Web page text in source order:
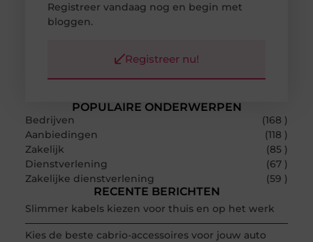
POPULAIRE ONDERWERPEN
Bedrijven
(168 )
Aanbiedingen
(118 )
Zakelijk
(85 )
Dienstverlening
(67 )
Zakelijke dienstverlening
(59 )
RECENTE BERICHTEN
Slimmer kabels kiezen voor thuis en op het werk
Kies de beste cabrio-accessoires voor jouw auto
Registreer vandaag nog en begin met
bloggen.
Registreer nu!